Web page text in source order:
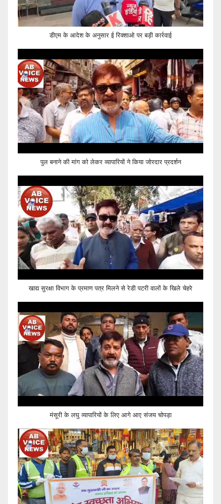
डीएम के आदेश के अनुसार ई रिक्शाओ पर बड़ी कार्रवाई
पुल बनाने की मांग को लेकर व्यापारियों ने किया जोरदार प्रदर्शन
खाद्य सुरक्षा विभाग के प्रमाण पत्र मिलने से रेडी पटरी वालों के खिले चेहरे
मंसूरी के लघु व्यापारियों के लिए आगे आए संजय चोपड़ा